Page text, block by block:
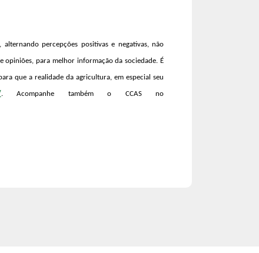
percepções positivas e negativas, não
opiniões, para melhor informação da sociedade. É
que a realidade da agricultura, em especial seu
. Acompanhe também o CCAS no